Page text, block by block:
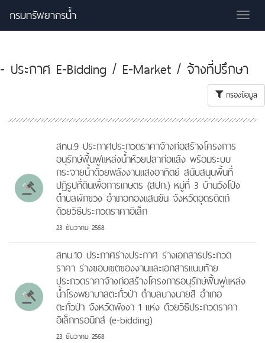
กรมทรัพยากรน้ำ
- ประกาศ E-Bidding / E-Market / จ้างที่ปรึกษา
กรองข้อมูล
สทน.9 ประกาศประกวดราคาจ้างก่อสร้างโครงการ
อนุรักษ์ฟื้นฟูแหล่งน้ำห้วยปลาก่อแล้ง พร้อมระบบ
กระจายน้ำด้วยพลังงานแสงอาทิตย์ สนับสนุนพื้นที่
ปฏิรูปที่ดินเพื่อการเกษตร (สปก.) หมู่ที่ 3 บ้านวังโป่ง
ตำบลผักขวง อำเภอทองแสนขัน จังหวัดอุตรดิตถ์
ด้วยวิธีประกวดราคาอิเล็ก
23 ธันวาคม 2568
สทน.10 ประกาศร่างประกาศ ร่างเอกสารประกวด
ราคา ร่างขอบเขตของงานและเอกสารแนบท้าย
ประกวดราคาจ้างก่อสร้างโครงการอนุรักษ์ฟื้นฟูแหล่ง
น้ำโรงพยาบาลตะกั่วป่า ตำบลบางนายสี อำเภอ
ตะกั่วป่า จังหวัดพังงา 1 แห่ง ด้วยวิธีประกวดราคา
อิเล็กทรอนิกส์ (e-bidding)
23 ธันวาคม 2568